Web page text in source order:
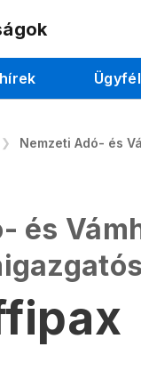
Nemzeti Adó- és
és